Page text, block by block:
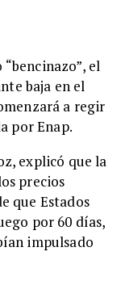
el
baja en el
a regir
por Enap.
explicó que la
precios
que Estados
por 60 días,
impulsado